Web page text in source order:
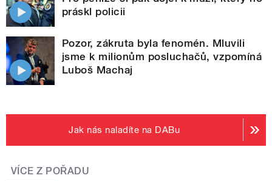
práskl policii
Pozor, zákruta byla fenomén. Mluvili
jsme k milionům posluchačů, vzpomíná
Luboš Machaj
Jak nás naladíte na DABu
VÍCE Z POŘADU